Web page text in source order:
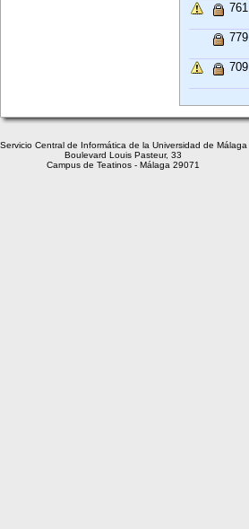
761
779
709
Servicio Central de Informática de la Universidad de Málaga
Boulevard Louis Pasteur, 33
Campus de Teatinos - Málaga 29071